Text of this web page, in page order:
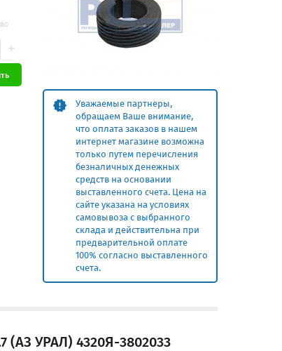
Уважаемые партнеры,
обращаем Ваше внимание,
что оплата заказов в нашем
интернет магазине возможна
только путем перечисления
безналичных денежных
средств на основании
выставленного счета. Цена на
сайте указана на условиях
самовывоза с выбранного
склада и действительна при
предварительной оплате
100% согласно выставленного
счета.
(АЗ УРАЛ) 4320Я-3802033